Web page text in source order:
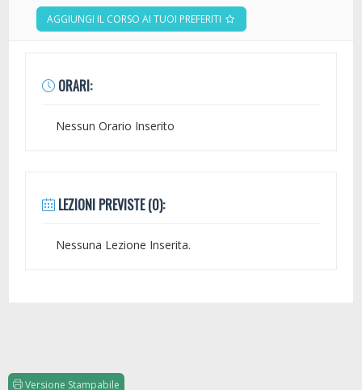
AGGIUNGI IL CORSO AI TUOI PREFERITI
ORARI:
Nessun Orario Inserito
LEZIONI PREVISTE (0):
Nessuna Lezione Inserita.
Versione Stampabile